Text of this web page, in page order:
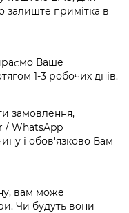
залиште примітка в
Ваше
1-3 робочих днів.
замовлення,
/ WhatsApp
і обов'язково Вам
вам може
Чи будуть вони